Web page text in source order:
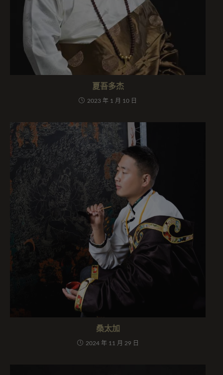
夏吾多杰
2023 年 1 月 10 日
桑太加
2024 年 11 月 29 日